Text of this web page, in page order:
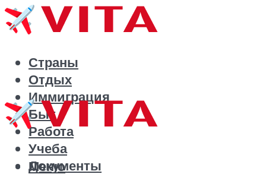
Страны
Отдых
Иммиграция
Быт
Работа
Учеба
Документы
Меню